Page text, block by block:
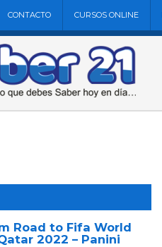
CONTACTO CURSOS ONLINE
Road to Fifa World
2022 – Panini